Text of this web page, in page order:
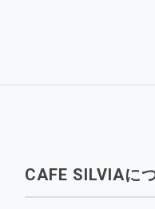
CAFE SILVIAに